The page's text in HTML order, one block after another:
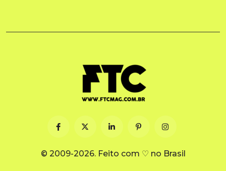
© 2009-2026. Feito com ♡ no Brasil